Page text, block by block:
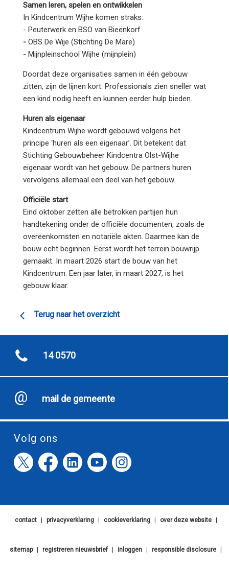
Samen leren, spelen en ontwikkelen
In Kindcentrum Wijhe komen straks:
- Peuterwerk en BSO van Bieënkorf
- OBS De Wije (Stichting De Mare)
- Mijnpleinschool Wijhe (mijnplein)
Doordat deze organisaties samen in één gebouw
zitten, zijn de lijnen kort. Professionals zien sneller wat
een kind nodig heeft en kunnen eerder hulp bieden.
Huren als eigenaar
Kindcentrum Wijhe wordt gebouwd volgens het
principe ‘huren als een eigenaar’. Dit betekent dat
Stichting Gebouwbeheer Kindcentra Olst-Wijhe
eigenaar wordt van het gebouw. De partners huren
vervolgens allemaal een deel van het gebouw.
Officiële start
Eind oktober zetten alle betrokken partijen hun
handtekening onder de officiële documenten, zoals de
overeenkomsten en notariële akten. Daarmee kan de
bouw echt beginnen. Eerst wordt het terrein bouwrijp
gemaakt. In maart 2026 start de bouw van het
Kindcentrum. Een jaar later, in maart 2027, is het
gebouw klaar.
Terug naar het overzicht
14 0570
mail de gemeente
Volg ons
contact privacyverklaring cookieverklaring over deze website
sitemap registreren nieuwsbrief inloggen responsible disclosure